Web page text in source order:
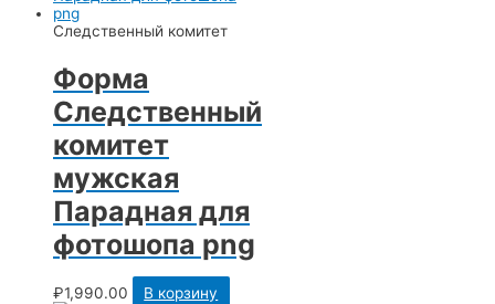
Следственный комитет
Форма
Следственный
комитет
мужская
Парадная для
фотошопа png
₽1,990.00 В корзину